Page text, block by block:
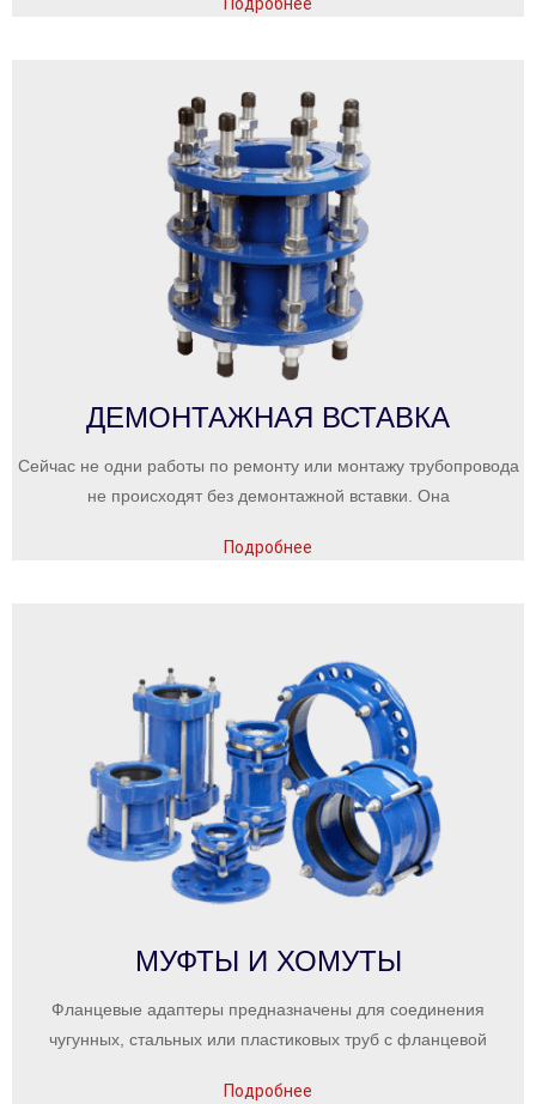
ДЕМОНТАЖНАЯ ВСТАВКА
Сейчас не одни работы по ремонту или монтажу трубопровода
не происходят без демонтажной вставки. Она
Подробнее
МУФТЫ И ХОМУТЫ
Фланцевые адаптеры предназначены для соединения
чугунных, стальных или пластиковых труб с фланцевой
Подробнее